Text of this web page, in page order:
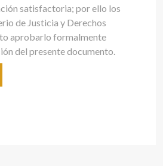
satisfactoria; por ello los
de Justicia y Derechos
aprobarlo formalmente
del presente documento.